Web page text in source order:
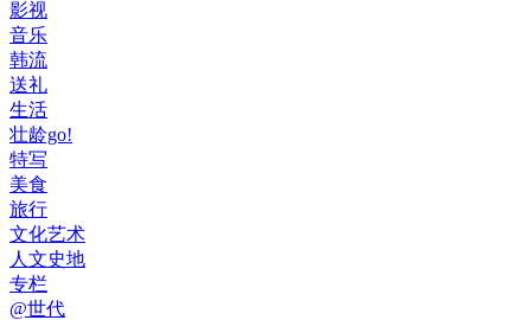
影视
音乐
韩流
送礼
生活
壮龄go!
特写
美食
旅行
文化艺术
人文史地
专栏
@世代